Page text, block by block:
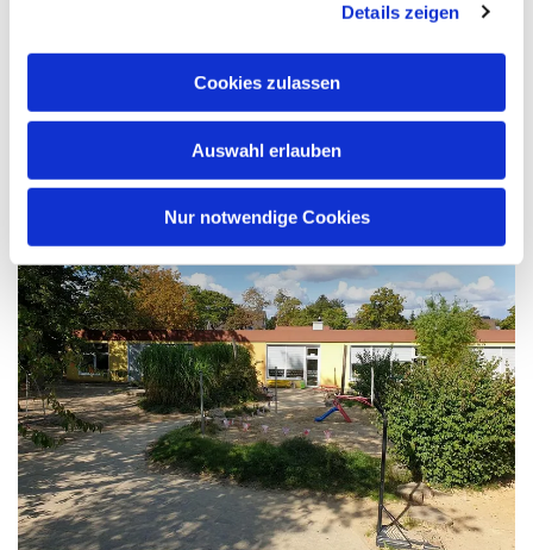
Details zeigen
Cookies zulassen
Auswahl erlauben
Nur notwendige Cookies